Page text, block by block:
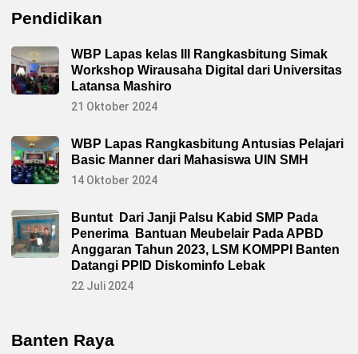
Pendidikan
WBP Lapas kelas III Rangkasbitung Simak
Workshop Wirausaha Digital dari Universitas
Latansa Mashiro
21 Oktober 2024
WBP Lapas Rangkasbitung Antusias Pelajari
Basic Manner dari Mahasiswa UIN SMH
14 Oktober 2024
Buntut Dari Janji Palsu Kabid SMP Pada
Penerima Bantuan Meubelair Pada APBD
Anggaran Tahun 2023, LSM KOMPPI Banten
Datangi PPID Diskominfo Lebak
22 Juli 2024
Banten Raya